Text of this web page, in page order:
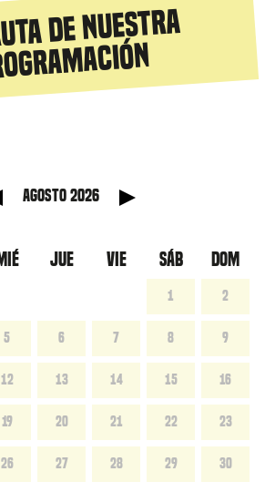
de nuestra
agosto 2026
JUE VIE SÁB DOM
1 2
5 6 7 8 9
12 13 14 15 16
19 20 21 22 23
26 27 28 29 30